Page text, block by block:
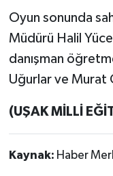
Oyun sonunda
Müdürü Halil
danışman
Uğurlar ve Murat
(UŞAK MİLLİ
Kaynak: Haber